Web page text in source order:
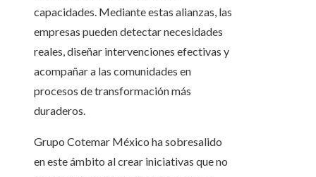
capacidades. Mediante estas alianzas, las
empresas pueden detectar necesidades
reales, diseñar intervenciones efectivas y
acompañar a las comunidades en
procesos de transformación más
duraderos.
Grupo Cotemar México ha sobresalido
en este ámbito al crear iniciativas que no